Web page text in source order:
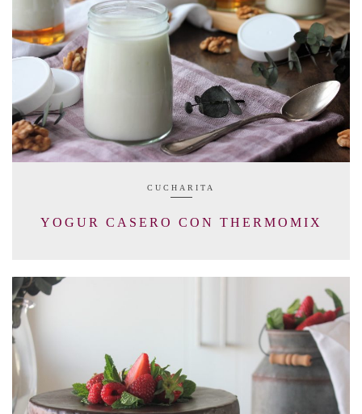
CUCHARITA
YOGUR CASERO CON THERMOMIX